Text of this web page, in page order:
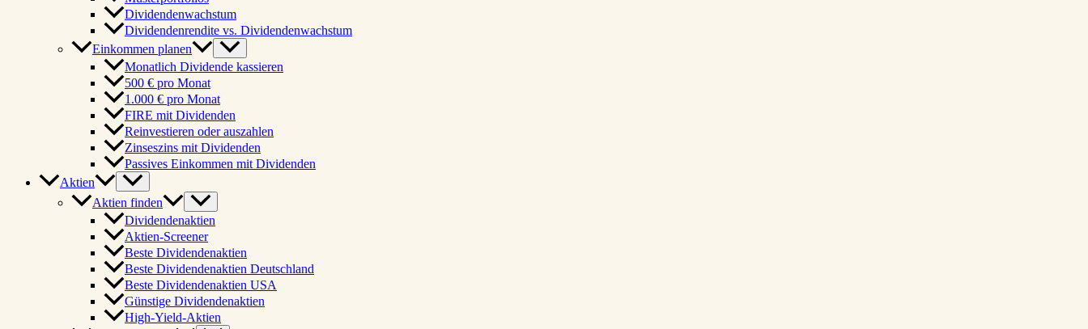
Dividendenwachstum
Dividendenrendite vs. Dividendenwachstum
Einkommen planen
Monatlich Dividende kassieren
500 € pro Monat
1.000 € pro Monat
FIRE mit Dividenden
Reinvestieren oder auszahlen
Zinseszins mit Dividenden
Passives Einkommen mit Dividenden
Aktien
Aktien finden
Dividendenaktien
Aktien-Screener
Beste Dividendenaktien
Beste Dividendenaktien Deutschland
Beste Dividendenaktien USA
Günstige Dividendenaktien
High-Yield-Aktien